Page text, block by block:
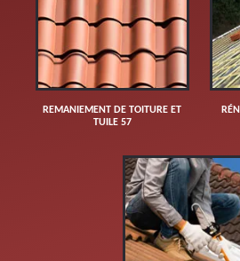
REMANIEMENT DE TOITURE ET
TUILE 57